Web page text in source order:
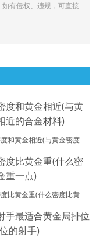
有侵权、违规，可直接
和黄金相近(与黄金密度
比黄金重(什么密度比黄